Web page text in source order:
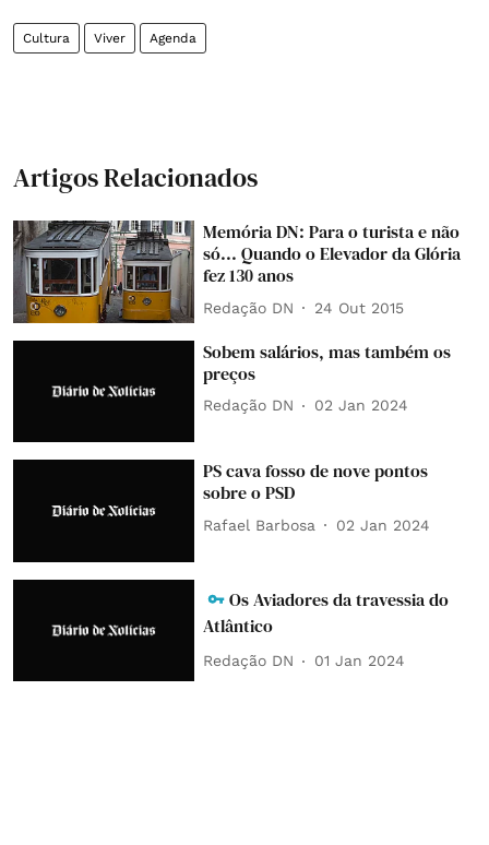
Cultura Viver Agenda
Artigos Relacionados
Memória DN: Para o turista e não
só... Quando o Elevador da Glória
fez 130 anos
Redação DN 24 Out 2015
Sobem salários, mas também os
preços
Redação DN 02 Jan 2024
PS cava fosso de nove pontos
sobre o PSD
Rafael Barbosa 02 Jan 2024
Os Aviadores da travessia do
Atlântico
Redação DN 01 Jan 2024